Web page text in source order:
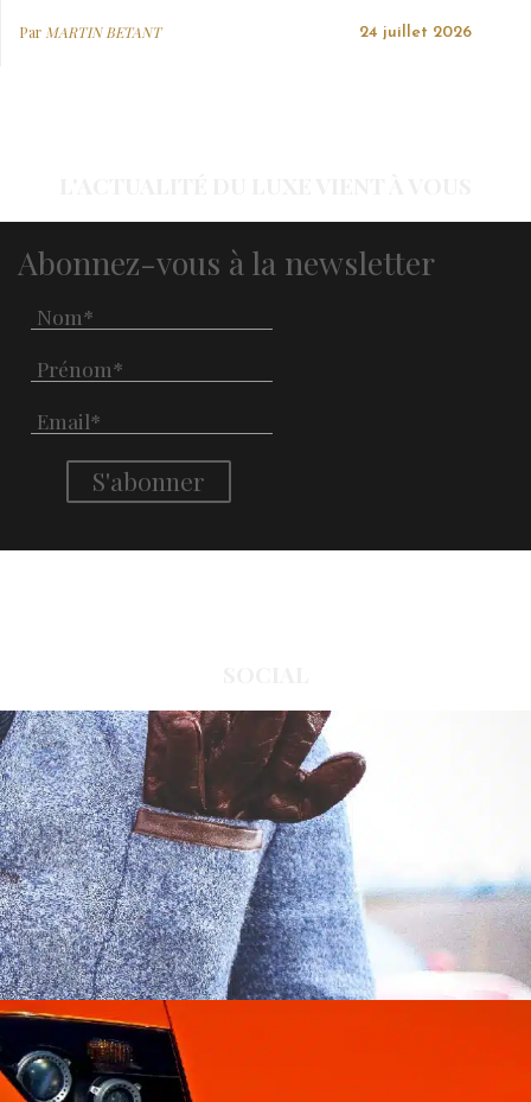
Par MARTIN BETANT 24 juillet 2026
Abonnez-vous à la newsletter